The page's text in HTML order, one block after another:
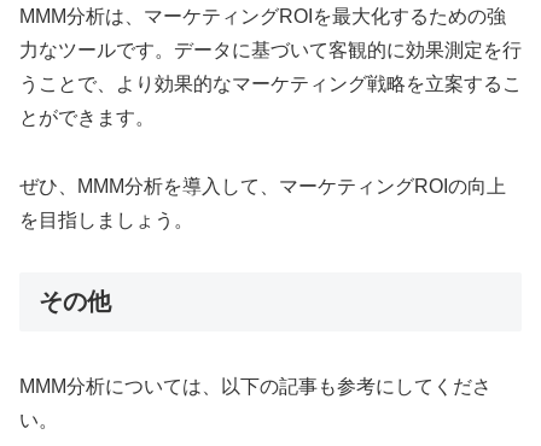
MMM分析は、マーケティングROIを最大化するための強
力なツールです。データに基づいて客観的に効果測定を行
うことで、より効果的なマーケティング戦略を立案するこ
とができます。
ぜひ、MMM分析を導入して、マーケティングROIの向上
を目指しましょう。
その他
MMM分析については、以下の記事も参考にしてくださ
い。